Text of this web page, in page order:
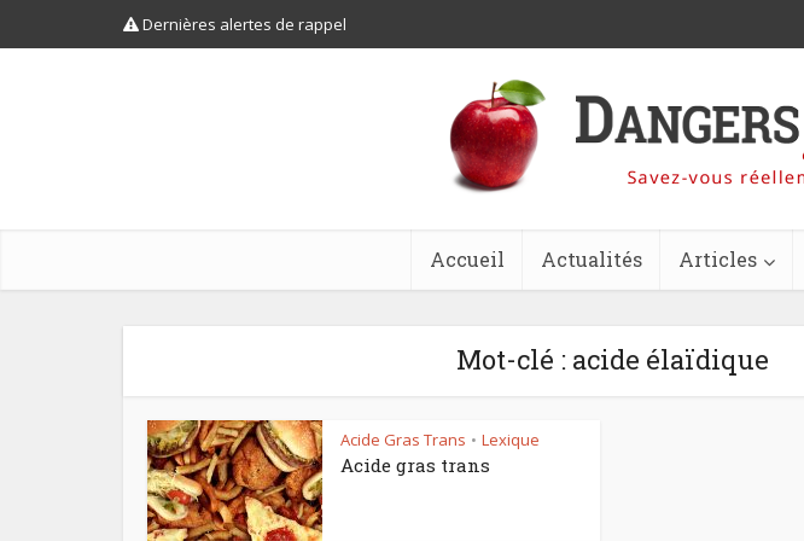
Dernières alertes de rappel
Accueil Actualités Articles
Mot-clé : acide élaïdique
Acide Gras Trans • Lexique
Acide gras trans